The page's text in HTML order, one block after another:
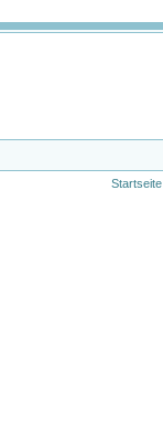
Startseite